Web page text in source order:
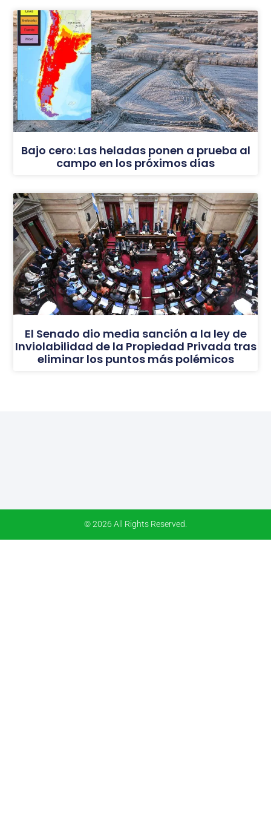
Bajo cero: Las heladas ponen a prueba al
campo en los próximos días
El Senado dio media sanción a la ley de
Inviolabilidad de la Propiedad Privada tras
eliminar los puntos más polémicos
© 2026 All Rights Reserved.